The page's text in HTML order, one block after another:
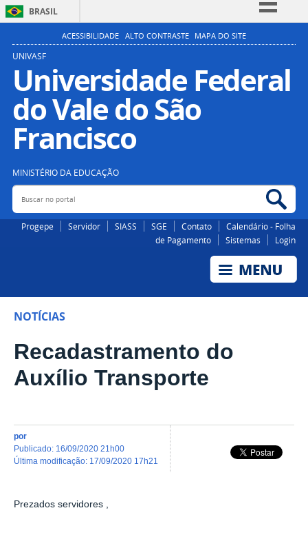
BRASIL
Simplifique!
Participe
Acesso à informação
Legislação
ACESSIBILIDADE ALTO CONTRASTE MAPA DO SITE
UNIVASF
Universidade Federal
do Vale do São
Francisco
MINISTÉRIO DA EDUCAÇÃO
Buscar no portal
Progepe Servidor SIASS SGE Contato
Calendário - Folha
de Pagamento
Sistemas Login
NOTÍCIAS
Recadastramento do
Auxílio Transporte
por
publicado: 16/09/2020 21h00
última modificação: 17/09/2020 17h21
Prezados servidores ,